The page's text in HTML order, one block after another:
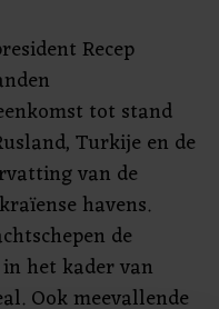
Recep
tot stand
Turkije en de
van de
havens.
de
het kader van
Ook meevallende